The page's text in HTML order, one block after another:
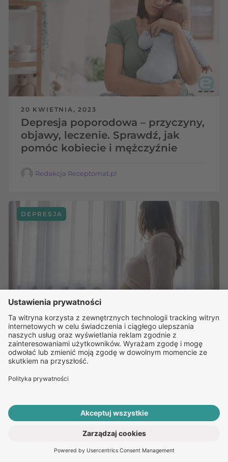
ROZPOCZNIJ E-KONSULTACJĘ
20 KWIETNIA, 2023
Depresja poporodowa – przyczyny,
objawy, leczenie. Sprawdź, jak
pomóc kobiecie i mężczyźnie
Redakcja Receptomat.pl
20 KWIETNIA, 2023
Depresja w ciąży – objawy, jak
rozpoznać i jak leczyć?
DEPRESJA